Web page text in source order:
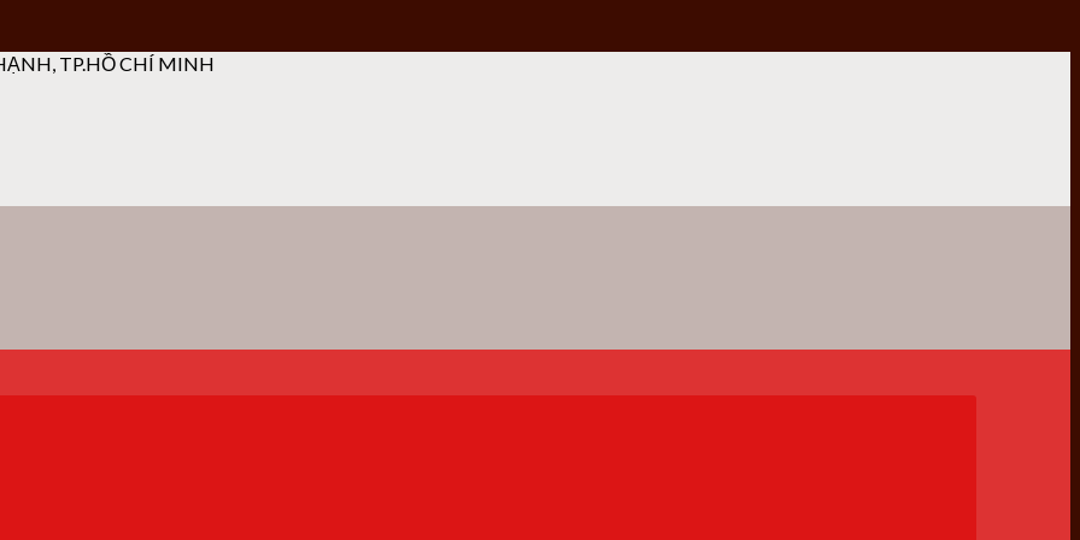
TP.HỒ CHÍ MINH